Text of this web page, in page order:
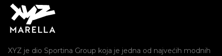
XYZ je dio Sportina Group koja je jedna od najvećih modnih